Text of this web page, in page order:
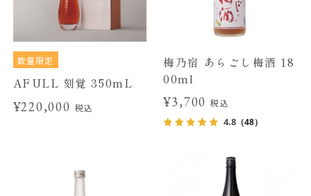
数量限定
AFULL 刻覚 350mL
¥220,000 税込
梅乃宿 あらごし梅酒 18
00ml
¥3,700 税込
4.8 （48）